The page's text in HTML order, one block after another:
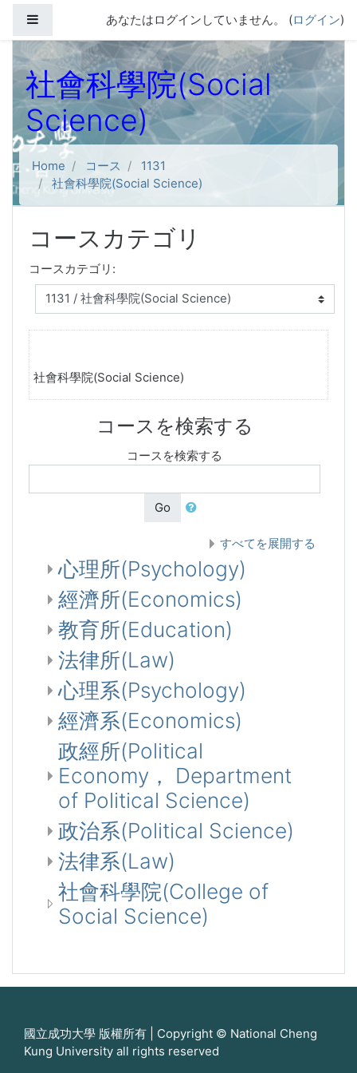
サイドパネルあなたはログインしていません。 (ログイン)
社會科學院(Social
Science)
Home コース
1131
社會科學院(Social Science)
コースカテゴリ
コースカテゴリ:
社會科學院(Social Science)
コースを検索する
コースを検索する
Go
すべてを展開する
心理所(Psychology)
經濟所(Economics)
教育所(Education)
法律所(Law)
心理系(Psychology)
經濟系(Economics)
政經所(Political
Economy， Department
of Political Science)
政治系(Political Science)
法律系(Law)
社會科學院(College of
Social Science)
國立成功大學 版權所有 | Copyright © National Cheng
Kung University all rights reserved